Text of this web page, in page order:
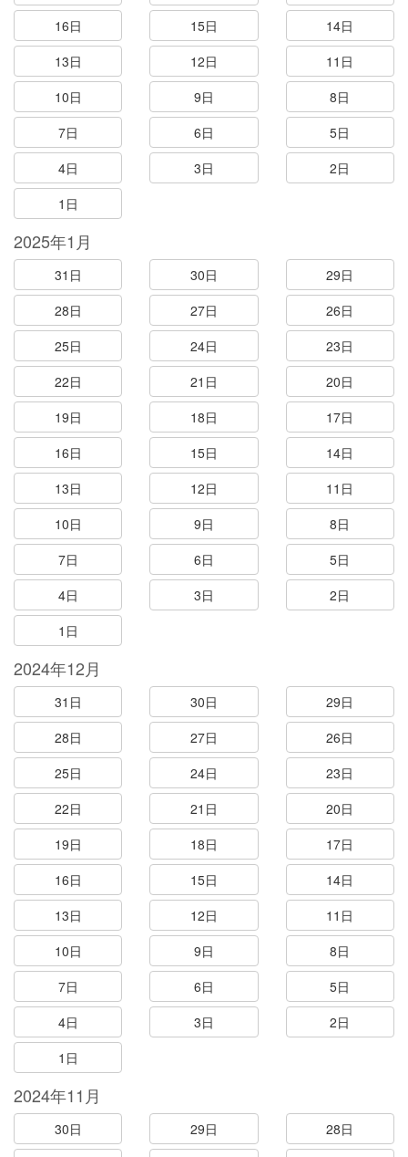
16日
15日
14日
13日
12日
11日
10日
9日
8日
7日
6日
5日
4日
3日
2日
1日
2025年1月
31日 30日
29日
28日
27日
26日
25日
24日
23日
22日
21日
20日
19日
18日
17日
16日
15日
14日
13日
12日
11日
10日
9日
8日
7日
6日
5日
4日
3日
2日
1日
2024年12月
31日 30日
29日
28日
27日
26日
25日
24日
23日
22日
21日
20日
19日
18日
17日
16日
15日
14日
13日
12日
11日
10日
9日
8日
7日
6日
5日
4日
3日
2日
1日
2024年11月
30日 29日
28日